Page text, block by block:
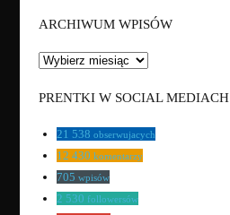
ARCHIWUM WPISÓW
ARCHIWUM
PRENTKI W SOCIAL MEDIACH
21 538 obserwujacych
12 430 komentarzy
705 wpisów
2 530 followersów